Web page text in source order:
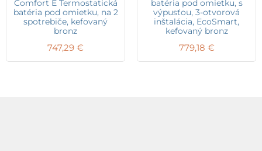
Comfort E Termostatická
batéria pod omietku, na 2
spotrebiče, kefovaný
bronz
747,29 €
batéria pod omietku, s
výpusťou, 3-otvorová
inštalácia, EcoSmart,
kefovaný bronz
779,18 €